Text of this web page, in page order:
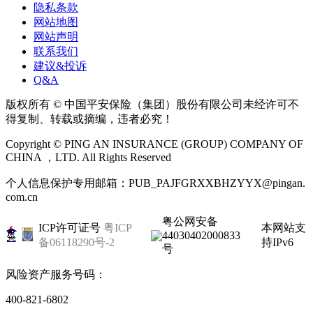
隐私条款
网站地图
网站声明
联系我们
建议&投诉
Q&A
版权所有 © 中国平安保险（集团）股份有限公司未经许可不
得复制、转载或摘编，违者必究！
Copyright © PING AN INSURANCE (GROUP) COMPANY OF
CHINA ，LTD. All Rights Reserved
个人信息保护专用邮箱：PUB_PAJFGRXXBHZYYX@pingan.
com.cn
ICP许可证号 粤ICP
备06118290号-2
粤公网安备
44030402000833
号
本网站支
持IPv6
风险资产服务号码：
400-821-6802